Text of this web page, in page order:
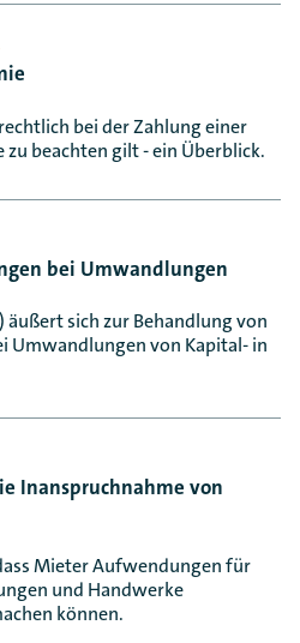
bei der Zahlung einer
beachten gilt - ein Überblick.
bei Umwandlungen
äußert sich zur Behandlung von
Umwandlungen von Kapital- in
Inanspruchnahme von
Mieter Aufwendungen für
und Handwerke
können.